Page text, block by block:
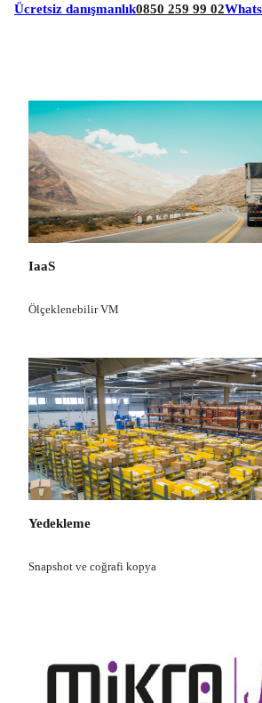
Ücretsiz danışmanlık0850 259 99 02
IaaS
Ölçeklenebilir VM
Yedekleme
Snapshot ve coğrafi kopya